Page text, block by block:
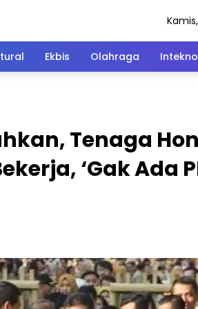
Ekbis Olahraga Intekno
Tenaga
‘Gak Ada